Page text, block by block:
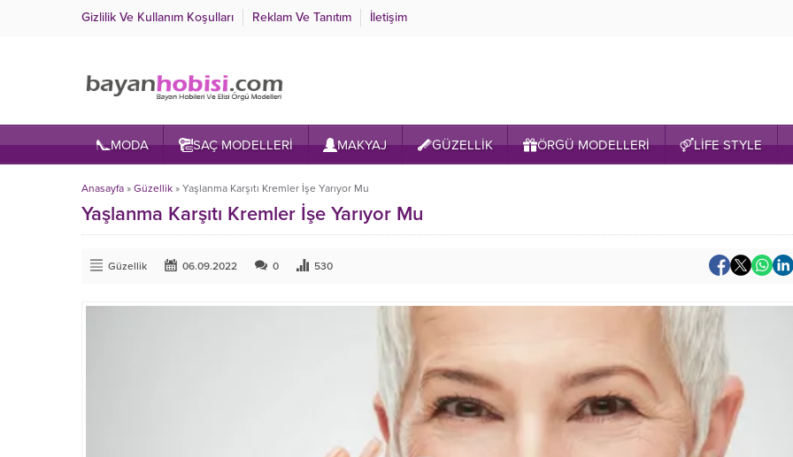
Gizlilik Ve Kullanım Koşulları Reklam Ve Tanıtım İletişim
MODA SAÇ MODELLERİ MAKYAJ GÜZELLİK ÖRGÜ MODELLERİ LİFE STYLE
Anasayfa » Güzellik » Yaşlanma Karşıtı Kremler İşe Yarıyor Mu
Yaşlanma Karşıtı Kremler İşe Yarıyor Mu
Güzellik 06.09.2022 0 530